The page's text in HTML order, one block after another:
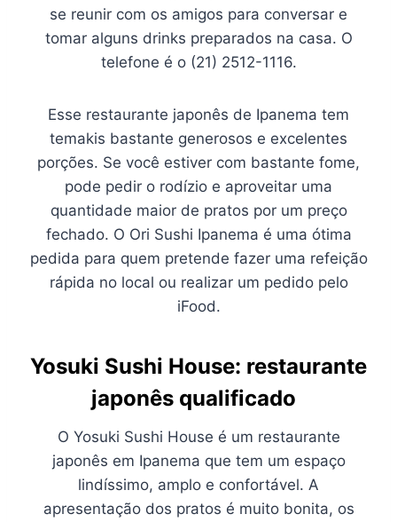
se reunir com os amigos para conversar e
tomar alguns drinks preparados na casa. O
telefone é o (21) 2512-1116.
Esse restaurante japonês de Ipanema tem
temakis bastante generosos e excelentes
porções. Se você estiver com bastante fome,
pode pedir o rodízio e aproveitar uma
quantidade maior de pratos por um preço
fechado. O Ori Sushi Ipanema é uma ótima
pedida para quem pretende fazer uma refeição
rápida no local ou realizar um pedido pelo
iFood.
Yosuki Sushi House: restaurante
japonês qualificado
O Yosuki Sushi House é um restaurante
japonês em Ipanema que tem um espaço
lindíssimo, amplo e confortável. A
apresentação dos pratos é muito bonita, os